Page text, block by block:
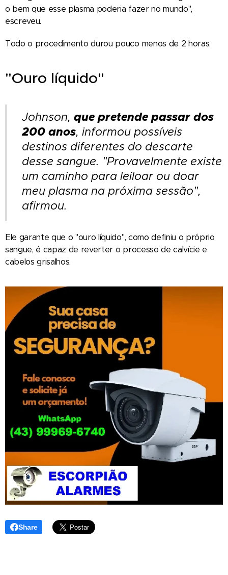
o bem que esse plasma poderia fazer no mundo",
escreveu.
Todo o procedimento durou pouco menos de 2 horas.
"Ouro líquido"
Johnson, que pretende passar dos
200 anos, informou possíveis
destinos diferentes do descarte
desse sangue. "Provavelmente existe
um caminho para leiloar ou doar
meu plasma na próxima sessão",
afirmou.
Ele garante que o "ouro líquido", como definiu o próprio
sangue, é capaz de reverter o processo de calvície e
cabelos grisalhos.
Share